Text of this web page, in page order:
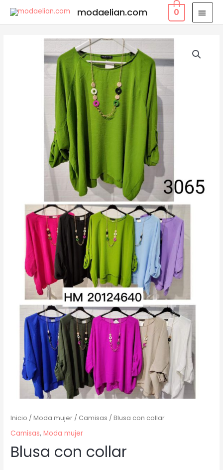
modaelian.com 0
Inicio /Moda mujer / Camisas / Blusa con collar
Camisas,Moda mujer
Blusa con collar